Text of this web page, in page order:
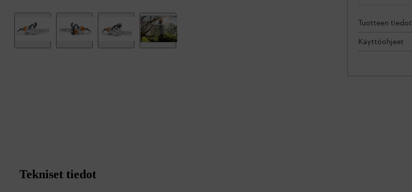
Tuotteen tiedot
Käyttöohjeet
Tekniset tiedot